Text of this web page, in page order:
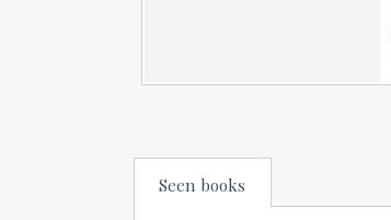
Seen books